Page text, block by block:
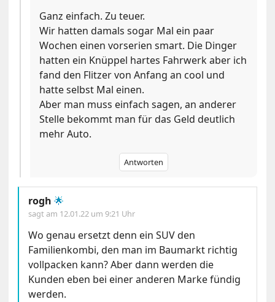
Ganz einfach. Zu teuer.
Wir hatten damals sogar Mal ein paar
Wochen einen vorserien smart. Die Dinger
hatten ein Knüppel hartes Fahrwerk aber ich
fand den Flitzer von Anfang an cool und
hatte selbst Mal einen.
Aber man muss einfach sagen, an anderer
Stelle bekommt man für das Geld deutlich
mehr Auto.
Antworten
rogh 🌟
sagt am 12.01.22 um 9:21 Uhr
Wo genau ersetzt denn ein SUV den
Familienkombi, den man im Baumarkt richtig
vollpacken kann? Aber dann werden die
Kunden eben bei einer anderen Marke fündig
werden.